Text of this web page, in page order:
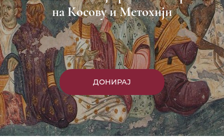
на Косову и Метохији
ДОНИРАЈ